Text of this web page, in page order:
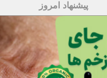
پیشنهاد امروز